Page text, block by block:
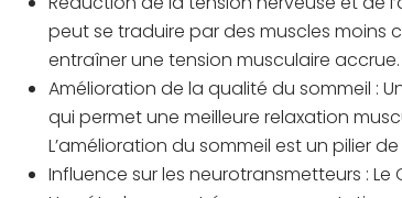
peut se traduire par des muscles moins
entraîner une tension musculaire
Amélioration de la qualité du sommeil :
qui permet une meilleure relaxation
L’amélioration du sommeil est un pilier
Influence sur les neurotransmetteurs :